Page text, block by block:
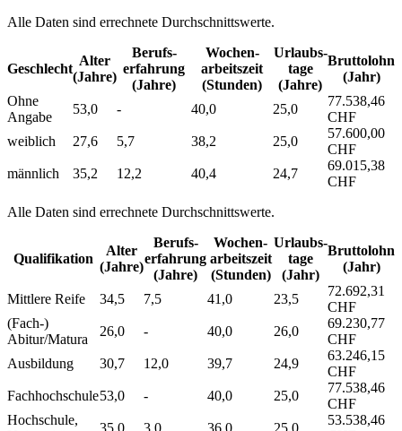
Alle Daten sind errechnete Durchschnittswerte.
Geschlecht
Alter
(Jahre)
Berufs­
erfahrung
(Jahre)
Wochen­
arbeitszeit
(Stunden)
Urlaubs­
tage
(Jahre)
Bruttolohn
(Jahr)
Ohne
Angabe
53,0 - 40,0 25,0
77.538,46
CHF
weiblich
27,6 5,7 38,2 25,0
57.600,00
CHF
männlich
35,2 12,2 40,4 24,7
69.015,38
CHF
Alle Daten sind errechnete Durchschnittswerte.
Qualifikation
Alter
(Jahre)
Berufs­
erfahrung
(Jahre)
Wochen­
arbeitszeit
(Stunden)
Urlaubs­
tage
(Jahr)
Bruttolohn
(Jahr)
Mittlere Reife 34,5 7,5 41,0 23,5
72.692,31
CHF
(Fach-)
Abitur/Matura
26,0 - 40,0 26,0
69.230,77
CHF
Ausbildung
30,7 12,0 39,7 24,9
63.246,15
CHF
Fachhochschule53,0 - 40,0 25,0
77.538,46
CHF
Hochschule,
35,0 3,0 36,0 25,0
53.538,46